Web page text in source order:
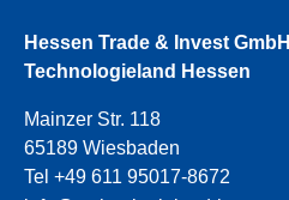
Hessen Trade & Invest GmbH
Technologieland Hessen
Mainzer Str. 118
65189 Wiesbaden
Tel +49 611 95017-8672